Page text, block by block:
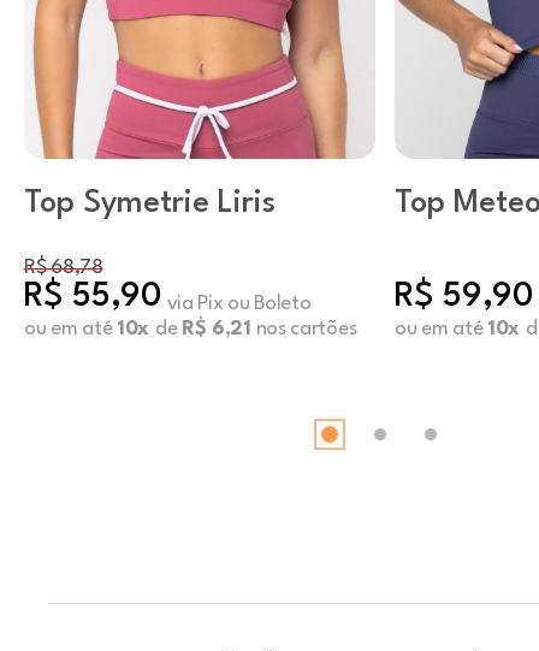
Top Symetrie Liris
R$ 68,78
R$ 55,90 via Pix ou Boleto
ou em até 10x de R$ 6,21 nos cartões
Top
R$ 59,90
ou em até 10x